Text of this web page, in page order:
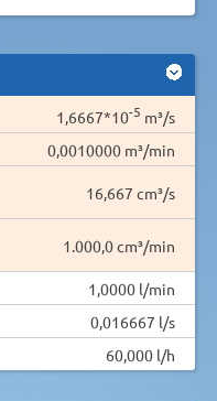
1,6667*10-5 m³/s
0,0010000 m³/min
16,667 cm³/s
1.000,0 cm³/min
1,0000 l/min
0,016667 l/s
60,000 l/h